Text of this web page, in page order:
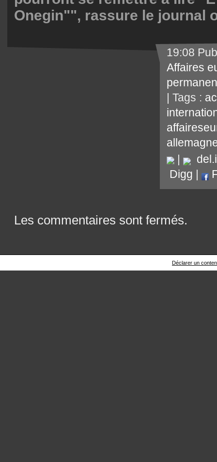
Onegin"", rassure le journal
19:08
Affaires
| Tags :
Digg
Les commentaires sont fermés.
Déclarer un